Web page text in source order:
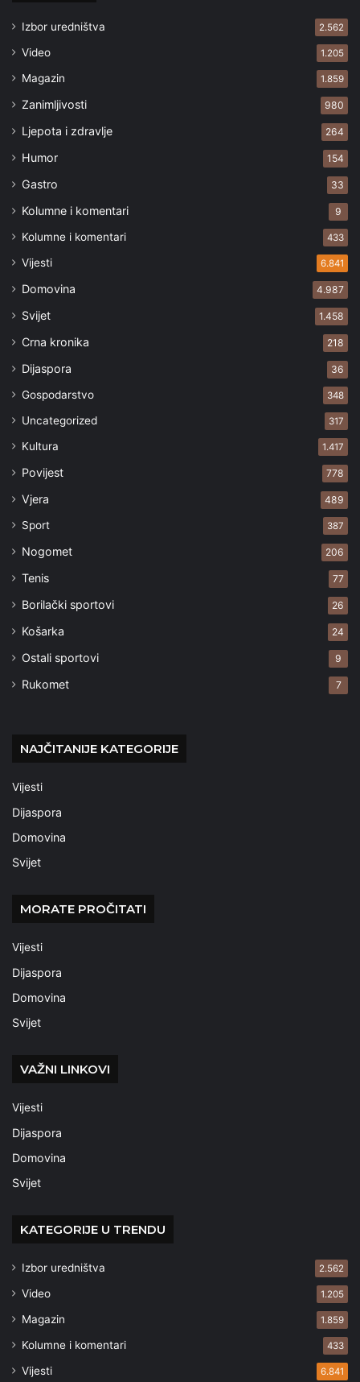
Izbor uredništva 2.562
Video 1.205
Magazin 1.859
Zanimljivosti 980
Ljepota i zdravlje 264
Humor 154
Gastro 33
Kolumne i komentari 9
Kolumne i komentari 433
Vijesti 6.841
Domovina 4.987
Svijet 1.458
Crna kronika 218
Dijaspora 36
Gospodarstvo 348
Uncategorized 317
Kultura 1.417
Povijest 778
Vjera 489
Sport 387
Nogomet 206
Tenis 77
Borilački sportovi 26
Košarka 24
Ostali sportovi 9
Rukomet 7
NAJČITANIJE KATEGORIJE
Vijesti
Dijaspora
Domovina
Svijet
MORATE PROČITATI
Vijesti
Dijaspora
Domovina
Svijet
VAŽNI LINKOVI
Vijesti
Dijaspora
Domovina
Svijet
KATEGORIJE U TRENDU
Izbor uredništva 2.562
Video 1.205
Magazin 1.859
Kolumne i komentari 433
Vijesti 6.841